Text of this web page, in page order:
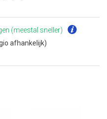
(meestal sneller)
afhankelijk)